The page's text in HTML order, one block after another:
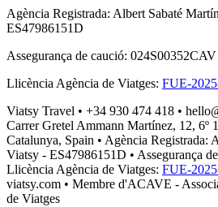
Agència Registrada: Albert Sabaté
ES47986151D
Assegurança de caució: 024S00352CAV
Llicència Agència de Viatges: FUE-
Viatsy Travel • +34 930 474 418 •
Carrer Gretel Ammann Martínez, 12, 6º
Catalunya, Spain • Agència Registrada:
Viatsy - ES47986151D • Assegurança
Llicència Agència de Viatges: FUE-
viatsy.com • Membre d'ACAVE -
de Viatges